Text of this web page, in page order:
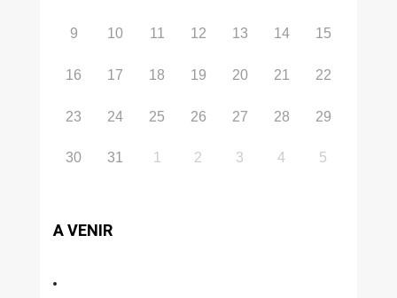
9 10 11 12 13 14 15
16 17 18 19 20 21 22
23 24 25 26 27 28 29
30 31 1 2 3 4 5
A VENIR